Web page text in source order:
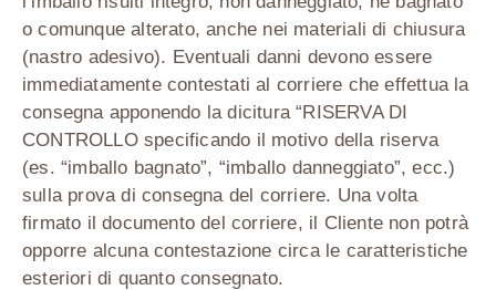
o comunque alterato, anche nei materiali di chiusura
(nastro adesivo). Eventuali danni devono essere
immediatamente contestati al corriere che effettua la
consegna apponendo la dicitura “RISERVA DI
CONTROLLO specificando il motivo della riserva
(es. “imballo bagnato”, “imballo danneggiato”, ecc.)
sulla prova di consegna del corriere. Una volta
firmato il documento del corriere, il Cliente non potrà
opporre alcuna contestazione circa le caratteristiche
esteriori di quanto consegnato.